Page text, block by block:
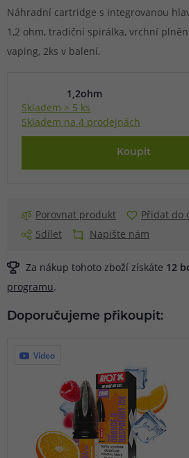
Náhradní cartridge s integrovanou
1,2 ohm, tradiční spirálka, vrchní
vaping, 2ks v balení.
1,2ohm
Skladem > 5 ks
Skladem na 4 prodejnách
Koupit
Porovnat produkt
Přidat do
Sdílet
Napište nám
Za nákup tohoto zboží získáte 12
programu.
Doporučujeme přikoupit:
Video